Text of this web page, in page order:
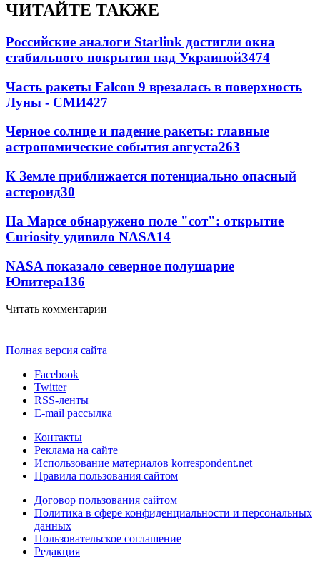
ЧИТАЙТЕ ТАКЖЕ
Российские аналоги Starlink достигли окна
стабильного покрытия над Украиной3474
Часть ракеты Falcon 9 врезалась в поверхность
Луны - СМИ427
Черное солнце и падение ракеты: главные
астрономические события августа263
К Земле приближается потенциально опасный
астероид30
На Марсе обнаружено поле "сот": открытие
Curiosity удивило NASA14
NASA показало северное полушарие
Юпитера136
Читать комментарии
Полная версия сайта
Facebook
Twitter
RSS-ленты
E-mail рассылка
Контакты
Реклама на сайте
Использование материалов korrespondent.net
Правила пользования сайтом
Договор пользования сайтом
Политика в сфере конфиденциальности и персональных
данных
Пользовательское соглашение
Редакция